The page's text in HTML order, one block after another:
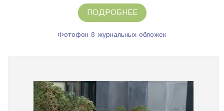
ПОДРОБНЕЕ
Фотофон 8 журнальных обложек